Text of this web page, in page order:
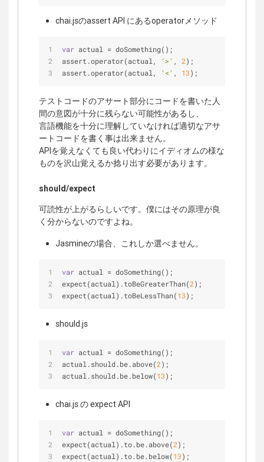
chai.jsのassert API にあるoperatorメソッド
var actual = doSomething();
assert.operator(actual,
'>' , 2);
assert.operator(actual,
'<' , 13);
テストコードのアサート部分にコードを書いた人
間の意図が十分に残らない可能性があるし、
言語機能を十分に理解していなければ適切なアサ
ートコードを書く事は出来ません。
APIを覚えなくても良い代わりにイディオムの様な
ものを沢山覚えるか捻り出す必要があります。
should/expect
可読性が上がるらしいです。僕にはその原理が良
く分からないのですよね。
Jasmineの場合、これしか選べません。
var actual = doSomething();
expect(actual).toBeGreaterThan(2);
expect(actual).toBeLessThan(13);
should.js
var actual = doSomething();
actual.should.be.above(2);
actual.should.be.below(13);
chai.js の expect API
var actual = doSomething();
expect(actual).to.be.above(2);
expect(actual).to.be.below(13);